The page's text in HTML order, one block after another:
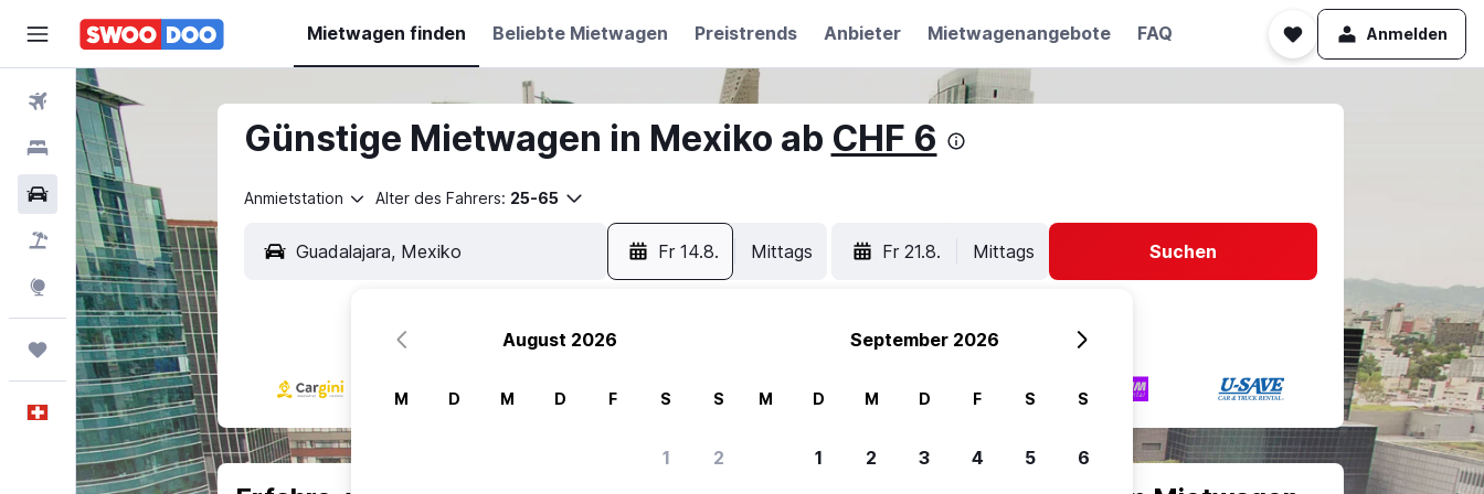
Mietwagen finden Beliebte Mietwagen Preistrends Anbieter Mietwagenangebote FAQ Anmelden
Flüge
Hotels
Mietwagen
Pauschalreisen
FERIEN
Explore
Trips
Deutsch
Günstige Mietwagen in Mexiko ab CHF 6
Anmietstation Alter des Fahrers: 25-65
Fr 14.8. Mittags Fr 21.8. Mittags Suchen
August 2026
M D M D F S S
1 2
September 2026
M D M D F S S
1 2 3 4 5 6